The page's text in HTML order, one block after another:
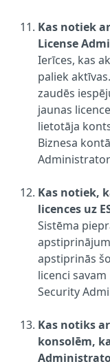
Kas notiek
License
Ierīces, kas
paliek
zaudēs
jaunas
lietotāja
Biznesa
Kas notiek,
licences uz
Sistēma
apstiprinās
licenci
Security
Kas notiks
konsolēm,